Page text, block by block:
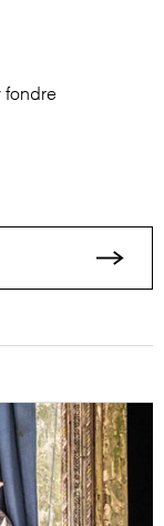
fondre